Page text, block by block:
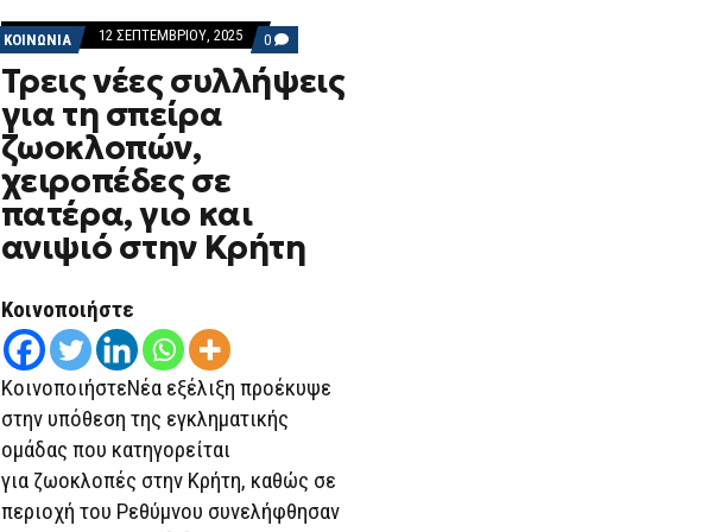
ΚΟΙΝΩΝΙΑ 12 ΣΕΠΤΕΜΒΡΊΟΥ, 2025 0 COMMENTS
ON
ΤΡΕΙΣ
ΝΈΕΣ
ΓΙΟ
Τρεις νέες συλλήψεις
για τη σπείρα
ζωοκλοπών,
χειροπέδες σε
πατέρα, γιο και
ανιψιό στην Κρήτη
Κοινοποιήστε
ΚοινοποιήστεΝέα εξέλιξη προέκυψε
στην υπόθεση της εγκληματικής
ομάδας που κατηγορείται
για ζωοκλοπές στην Κρήτη, καθώς σε
περιοχή του Ρεθύμνου συνελήφθησαν